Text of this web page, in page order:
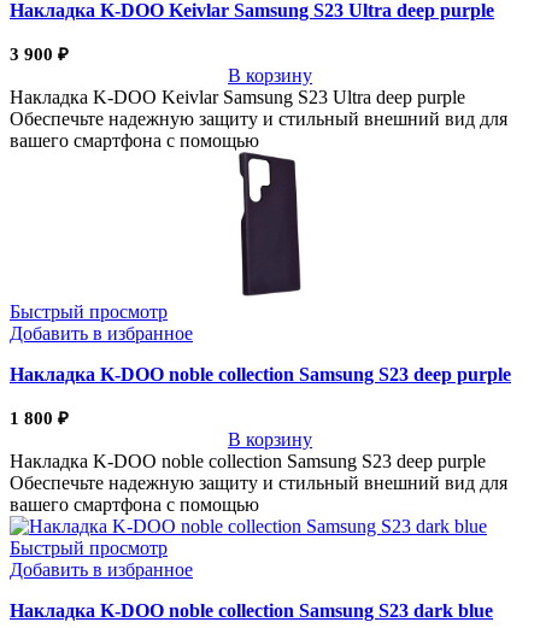
Накладка K-DOO Keivlar Samsung S23 Ultra deep purple
3 900 ₽
В корзину
Накладка K-DOO Keivlar Samsung S23 Ultra deep purple
Обеспечьте надежную защиту и стильный внешний вид для
вашего смартфона с помощью
Быстрый просмотр
Добавить в избранное
Накладка K-DOO noble collection Samsung S23 deep purple
1 800 ₽
В корзину
Накладка K-DOO noble collection Samsung S23 deep purple
Обеспечьте надежную защиту и стильный внешний вид для
вашего смартфона с помощью
Быстрый просмотр
Добавить в избранное
Накладка K-DOO noble collection Samsung S23 dark blue